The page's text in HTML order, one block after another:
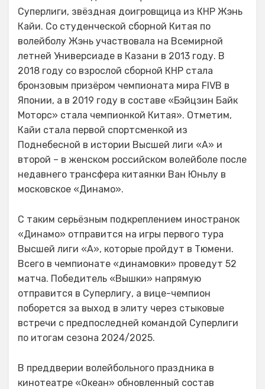
Суперлиги, звёздная доигровщица из КНР Жэнь
Кайи. Со студенческой сборной Китая по
волейболу Жэнь участвовала на Всемирной
летней Универсиаде в Казани в 2013 году. В
2018 году со взрослой сборной КНР стала
бронзовым призёром чемпионата мира FIVB в
Японии, а в 2019 году в составе «Бэйцзин Байк
Моторс» стала чемпионкой Китая». Отметим,
Кайи стала первой спортсменкой из
Поднебесной в истории Высшей лиги «А» и
второй – в женском российском волейболе после
недавнего трансфера китаянки Ван Юньлу в
московское «Динамо».
С таким серьёзным подкреплением иностранок
«Динамо» отправится на игры первого тура
Высшей лиги «А», которые пройдут в Тюмени.
Всего в чемпионате «динамовки» проведут 52
матча. Победитель «Вышки» напрямую
отправится в Суперлигу, а вице-чемпион
поборется за выход в элиту через стыковые
встречи с предпоследней командой Суперлиги
по итогам сезона 2024/2025.
В преддверии волейбольного праздника в
кинотеатре «Океан» обновленный состав